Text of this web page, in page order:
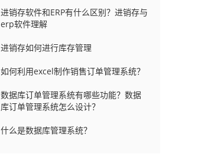
进销存软件和ERP有什么区别？进销存与
erp软件理解
进销存如何进行库存管理
如何利用excel制作销售订单管理系统？
数据库订单管理系统有哪些功能？数据
库订单管理系统怎么设计？
什么是数据库管理系统？